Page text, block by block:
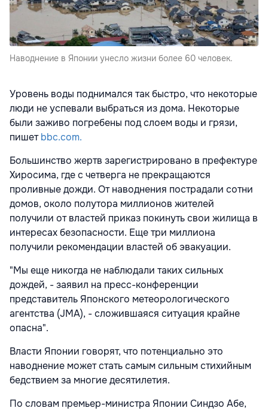
Наводнение в Японии унесло жизни более 60 человек.
Уровень воды поднимался так быстро, что некоторые
люди не успевали выбраться из дома. Некоторые
были заживо погребены под слоем воды и грязи,
пишетbbc.com.
Большинство жертв зарегистрировано в префектуре
Хиросима, где с четверга не прекращаются
проливные дожди. От наводнения пострадали сотни
домов, около полутора миллионов жителей
получили от властей приказ покинуть свои жилища в
интересах безопасности. Еще три миллиона
получили рекомендации властей об эвакуации.
"Мы еще никогда не наблюдали таких сильных
дождей, - заявил на пресс-конференции
представитель Японского метеорологического
агентства (JMA), - сложившаяся ситуация крайне
опасна".
Власти Японии говорят, что потенциально это
наводнение может стать самым сильным стихийным
бедствием за многие десятилетия.
По словам премьер-министра Японии Синдзо Абе,